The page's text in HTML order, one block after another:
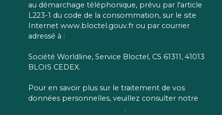
au démarchage téléphonique, prévu par l'article
L223-1 du code de la consommation, sur le site
Internet www.bloctel.gouv.fr ou par courrier
adressé à :
Société Worldline, Service Bloctel, CS 61311, 41013
BLOIS CEDEX.
Pour en savoir plus sur le traitement de vos
données personnelles, veuillez consulter notre
.